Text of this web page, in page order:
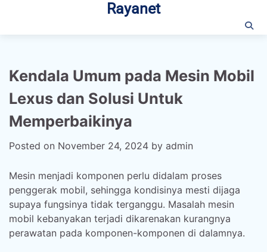
content
Rayanet
Kendala Umum pada Mesin Mobil
Lexus dan Solusi Untuk
Memperbaikinya
Posted on November 24, 2024 by admin
Mesin menjadi komponen perlu didalam proses
penggerak mobil, sehingga kondisinya mesti dijaga
supaya fungsinya tidak terganggu. Masalah mesin
mobil kebanyakan terjadi dikarenakan kurangnya
perawatan pada komponen-komponen di dalamnya.